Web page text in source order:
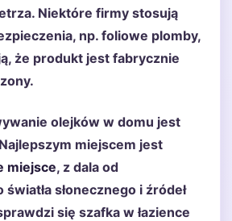
Niektóre firmy stosują
np. foliowe plomby,
że produkt jest fabrycznie
olejków w domu jest
miejscem jest
miejsce, z dala od
słonecznego i źródeł
się szafka w łazience